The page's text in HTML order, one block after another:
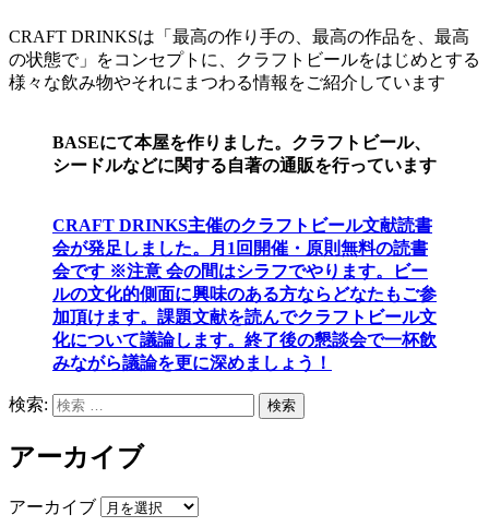
CRAFT DRINKSは「最高の作り手の、最高の作品を、最高
の状態で」をコンセプトに、クラフトビールをはじめとする
様々な飲み物やそれにまつわる情報をご紹介しています
BASEにて本屋を作りました。クラフトビール、
シードルなどに関する自著の通販を行っています
CRAFT DRINKS主催のクラフトビール文献読書
会が発足しました。
月1回開催・原則無料の読書
会です ※注意 会の間はシラフでやります。
ビー
ルの文化的側面に興味のある方ならどなたもご参
加頂けます。 課題文献を読んでクラフトビール文
化について議論します。 終了後の懇談会で一杯飲
みながら議論を更に深めましょう！
検索: 検索
アーカイブ
アーカイブ